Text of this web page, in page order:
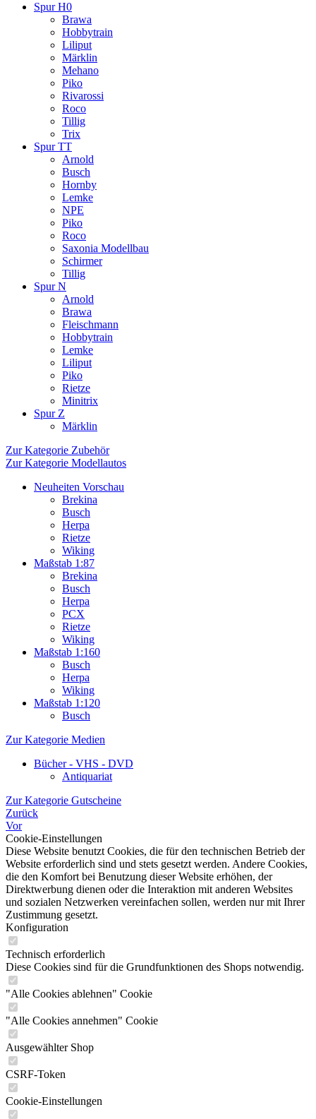
Spur H0
Brawa
Hobbytrain
Liliput
Märklin
Mehano
Piko
Rivarossi
Roco
Tillig
Trix
Spur TT
Arnold
Busch
Hornby
Lemke
NPE
Piko
Roco
Saxonia Modellbau
Schirmer
Tillig
Spur N
Arnold
Brawa
Fleischmann
Hobbytrain
Lemke
Liliput
Piko
Rietze
Minitrix
Spur Z
Märklin
Zur Kategorie Zubehör
Zur Kategorie Modellautos
Neuheiten Vorschau
Brekina
Busch
Herpa
Rietze
Wiking
Maßstab 1:87
Brekina
Busch
Herpa
PCX
Rietze
Wiking
Maßstab 1:160
Busch
Herpa
Wiking
Maßstab 1:120
Busch
Zur Kategorie Medien
Bücher - VHS - DVD
Antiquariat
Zur Kategorie Gutscheine
Zurück
Vor
Cookie-Einstellungen
Diese Website benutzt Cookies, die für den technischen Betrieb der
Website erforderlich sind und stets gesetzt werden. Andere Cookies,
die den Komfort bei Benutzung dieser Website erhöhen, der
Direktwerbung dienen oder die Interaktion mit anderen Websites
und sozialen Netzwerken vereinfachen sollen, werden nur mit Ihrer
Zustimmung gesetzt.
Konfiguration
Technisch erforderlich
Diese Cookies sind für die Grundfunktionen des Shops notwendig.
"Alle Cookies ablehnen" Cookie
"Alle Cookies annehmen" Cookie
Ausgewählter Shop
CSRF-Token
Cookie-Einstellungen